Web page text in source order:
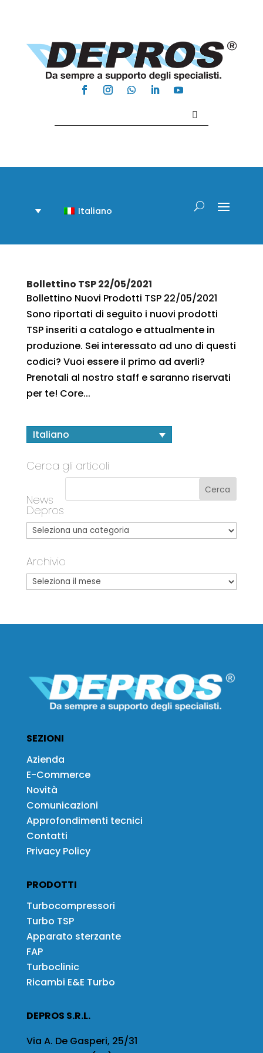
Italiano
Bollettino TSP 22/05/2021
Bollettino Nuovi Prodotti TSP 22/05/2021
Sono riportati di seguito i nuovi prodotti
TSP inseriti a catalogo e attualmente in
produzione. Sei interessato ad uno di questi
codici? Vuoi essere il primo ad averli?
Prenotali al nostro staff e saranno riservati
per te! Core...
Italiano
Cerca gli articoli
News
Depros
Archivio
SEZIONI
Azienda
E-Commerce
Novità
Comunicazioni
Approfondimenti tecnici
Contatti
Privacy Policy
PRODOTTI
Turbocompressori
Turbo TSP
Apparato sterzante
FAP
Turboclinic
Ricambi E&E Turbo
DEPROS S.R.L.
Via A. De Gasperi, 25/31